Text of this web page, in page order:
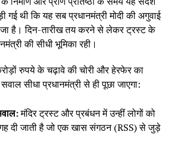
गई थी कि यह सब प्रधानमंत्री मोदी की अगुवाई
है। दिन-तारीख तय करने से लेकर ट्रस्ट के
की सीधी भूमिका रही।
रुपये के चढ़ावे की चोरी और हेरफेर का
सीधा प्रधानमंत्री से ही पूछा जाएगा:
मंदिर ट्रस्ट और प्रबंधन में उन्हीं लोगों को
दी जाती है जो एक खास संगठन (RSS) से जुड़े